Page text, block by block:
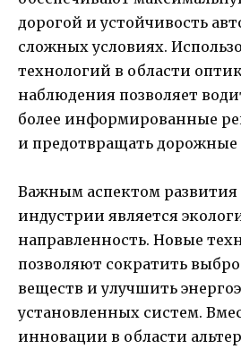
дорогой и устойчивость
сложных условиях.
технологий в области
наблюдения позволяет
более информированные
и предотвращать
Важным аспектом
индустрии является
направленность. Новые
позволяют сократить
веществ и улучшить
установленных систем.
инновации в области